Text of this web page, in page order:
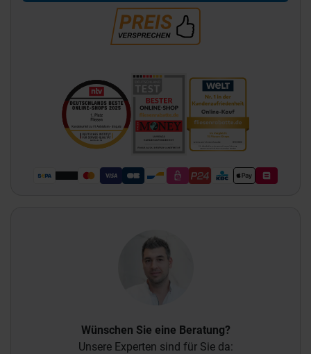
Wünschen Sie eine Beratung?
Unsere Experten sind für Sie da: